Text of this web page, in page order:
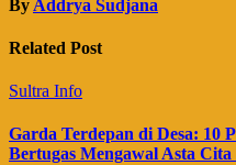
By Addrya Sudjana
Related Post
Sultra Info
Garda Terdepan di Desa: 10
Bertugas Mengawal Asta